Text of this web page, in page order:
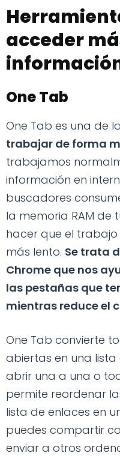
acceder
One Tab
One Tab es una de
trabajar de forma
trabajamos
información en
buscadores
la memoria RAM de
hacer que el trabajo
más lento. Se trata
Chrome que nos
las pestañas que
mientras reduce el
One Tab convierte
abiertas en una
abrir una a una o
permite reordenar
lista de enlaces en
puedes compartir
enviar a otros